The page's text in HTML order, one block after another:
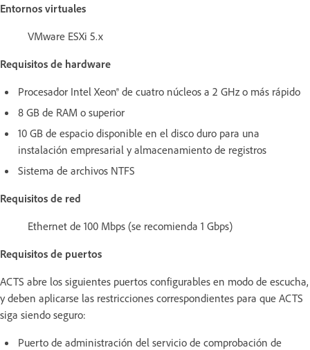
Entornos virtuales
VMware ESXi 5.x
Requisitos de hardware
Procesador Intel Xeon® de cuatro núcleos a 2 GHz o más rápido
8 GB de RAM o superior
10 GB de espacio disponible en el disco duro para una
instalación empresarial y almacenamiento de registros
Sistema de archivos NTFS
Requisitos de red
Ethernet de 100 Mbps (se recomienda 1 Gbps)
Requisitos de puertos
ACTS abre los siguientes puertos configurables en modo de escucha,
y deben aplicarse las restricciones correspondientes para que ACTS
siga siendo seguro:
Puerto de administración del servicio de comprobación de